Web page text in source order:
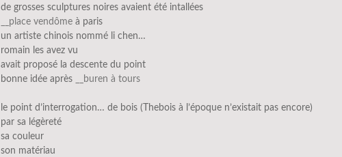
de grosses sculptures noires avaient été intallées
__place vendôme à paris
un artiste chinois nommé li chen…
romain les avez vu
avait proposé la descente du point
bonne idée après
__buren à tours
le point d’interrogation… de bois (Thebois à l’époque n’existait pas encore)
par sa légèreté
sa couleur
son matériau